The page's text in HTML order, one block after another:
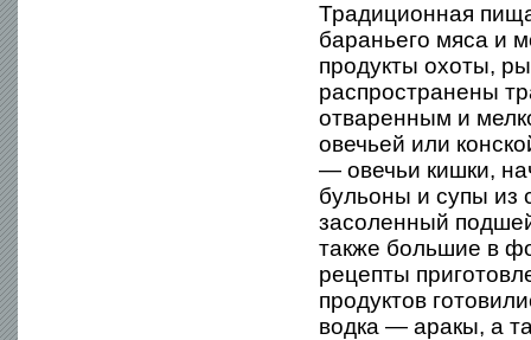
Традиционная
бараньего мяса и
продукты охоты,
распространены
отваренным и
овечьей или
— овечьи кишки,
бульоны и супы из
засоленный
также большие в
рецепты
продуктов
водка — аракы, а